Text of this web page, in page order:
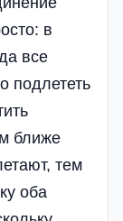
в
все
подлететь
ближе
тем
оба